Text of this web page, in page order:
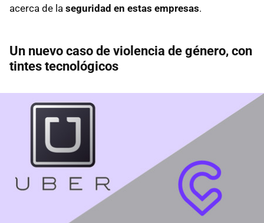
acerca de la seguridad en estas empresas.
Un nuevo caso de violencia de género, con
tintes tecnológicos